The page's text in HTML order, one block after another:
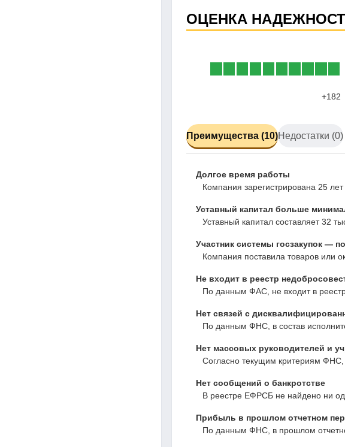
ОЦЕНКА
+182
Преимущества (10)Недостатки (0)
Долгое время работы
Компания зарегистрирована 25
Уставный капитал больше
Уставный капитал составляет 32
Участник системы госзакупок —
Компания поставила товаров или
Не входит в реестр
По данным ФАС, не входит в
Нет связей с
По данным ФНС, в состав
Нет массовых руководителей и
Согласно текущим критериям
Нет сообщений о банкротстве
В реестре ЕФРСБ не найдено ни
Прибыль в прошлом отчетном
По данным ФНС, в прошлом